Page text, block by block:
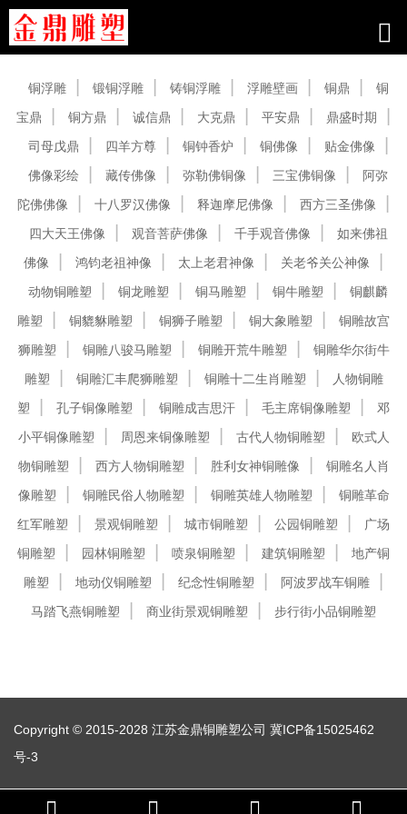
铜浮雕 锻铜浮雕 铸铜浮雕 浮雕壁画 铜鼎
铜
宝鼎
铜方鼎 诚信鼎 大克鼎 平安鼎
鼎盛时期
司母戊鼎
四羊方尊 铜钟香炉 铜佛像
贴金佛像
佛像彩绘
藏传佛像 弥勒佛铜像 三宝佛铜像
阿弥
陀佛佛像
十八罗汉佛像 释迦摩尼佛像
西方三圣佛像
四大天王佛像
观音菩萨佛像 千手观音佛像
如来佛祖
佛像
鸿钧老祖神像 太上老君神像
关老爷关公神像
动物铜雕塑
铜龙雕塑 铜马雕塑 铜牛雕塑
铜麒麟
雕塑
铜貔貅雕塑 铜狮子雕塑 铜大象雕塑
铜雕故宫
狮雕塑
铜雕八骏马雕塑 铜雕开荒牛雕塑
铜雕华尔街牛
雕塑
铜雕汇丰爬狮雕塑 铜雕十二生肖雕塑
人物铜雕
塑
孔子铜像雕塑 铜雕成吉思汗 毛主席铜像雕塑
邓
小平铜像雕塑
周恩来铜像雕塑 古代人物铜雕塑
欧式人
物铜雕塑
西方人物铜雕塑 胜利女神铜雕像
铜雕名人肖
像雕塑
铜雕民俗人物雕塑 铜雕英雄人物雕塑
铜雕革命
红军雕塑
景观铜雕塑 城市铜雕塑 公园铜雕塑
广场
铜雕塑
园林铜雕塑 喷泉铜雕塑 建筑铜雕塑
地产铜
雕塑
地动仪铜雕塑 纪念性铜雕塑
阿波罗战车铜雕
马踏飞燕铜雕塑
商业街景观铜雕塑 步行街小品铜雕塑
Copyright © 2015-2028 江苏金鼎铜雕塑公司 冀ICP备15025462
号-3